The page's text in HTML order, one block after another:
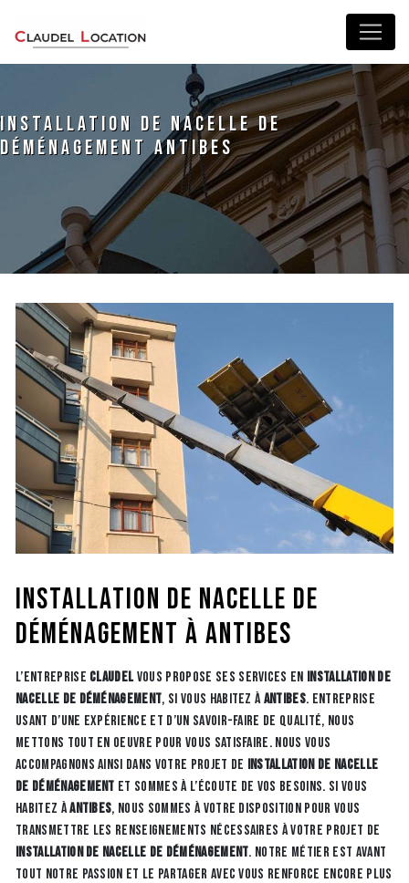
installation de nacelle de
déménagement Antibes
installation de nacelle de
déménagement à Antibes
L’entreprise CLAUDELvous propose ses services en installation de
nacelle de déménagement, si vous habitez àAntibes. Entreprise
usant d’une expérience et d’un savoir-faire de qualité, nous
mettons tout en oeuvre pour vous satisfaire. Nous vous
accompagnons ainsi dans votre projet de installation de nacelle
de déménagement et sommes à l’écoute de vos besoins. Si vous
habitez àAntibes, nous sommes à votre disposition pour vous
transmettre les renseignements nécessaires à votre projet de
installation de nacelle de déménagement. Notre métier est avant
tout notre passion et le partager avec vous renforce encore plus